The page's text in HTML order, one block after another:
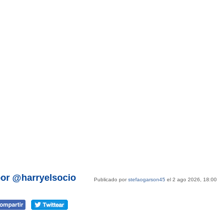
Publicado porstefaogarson45 el 2 ago 2026, 18:00
@harryelsocio